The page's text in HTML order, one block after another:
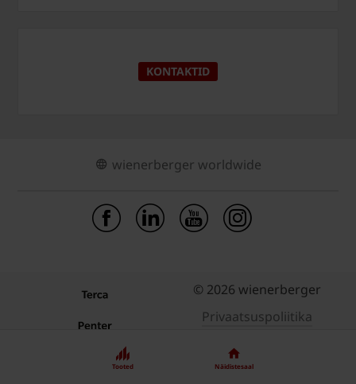
Tooted Näidistesaal
KONTAKTID
wienerberger worldwide
© 2026 wienerberger
Privaatsuspoliitika